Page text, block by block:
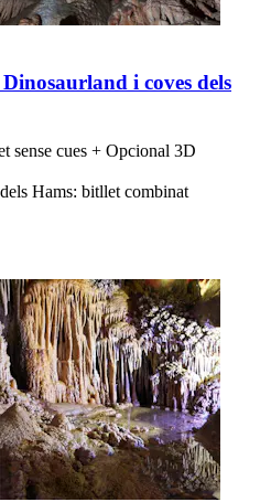
i coves dels
sense cues + Opcional 3D
Hams: bitllet combinat